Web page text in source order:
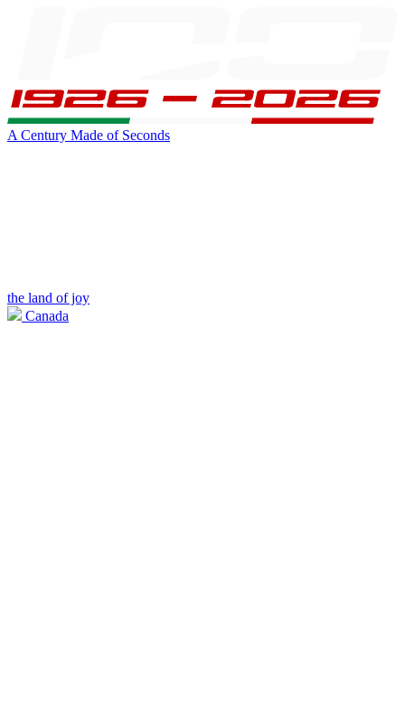
A Century Made of Seconds
the land of joy
Canada